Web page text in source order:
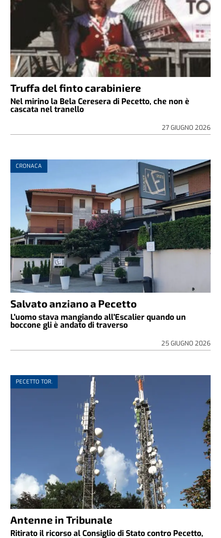
Truffa del finto carabiniere
Nel mirino la Bela Ceresera di Pecetto, che non è
cascata nel tranello
27 GIUGNO 2026
CRONACA
Salvato anziano a Pecetto
L'uomo stava mangiando all'Escalier quando un
boccone gli è andato di traverso
25 GIUGNO 2026
PECETTO TOR.
Antenne in Tribunale
Ritirato il ricorso al Consiglio di Stato contro Pecetto,